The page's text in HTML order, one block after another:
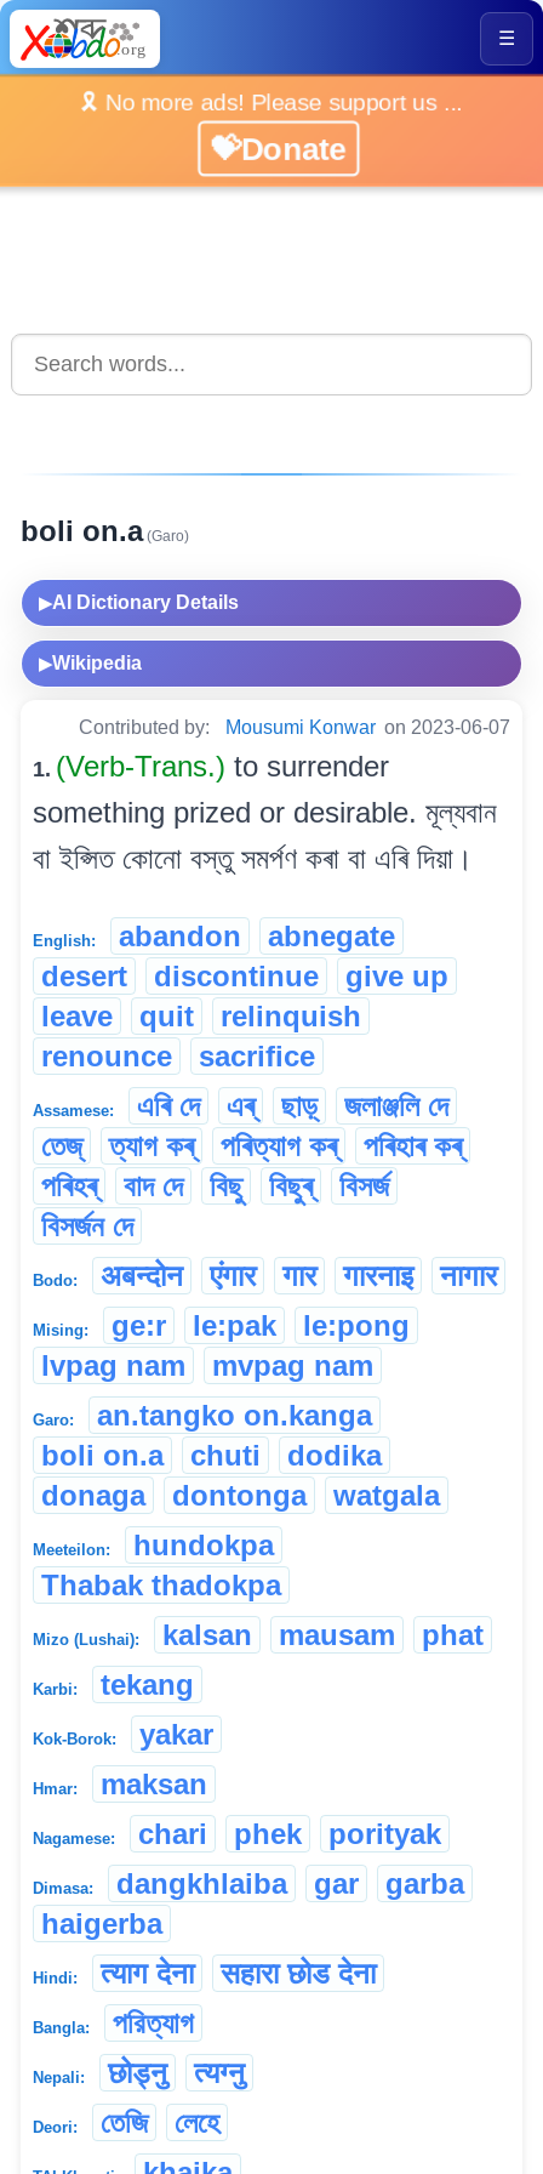
☰
🎗️ No more ads! Please support us ...
💝Donate
boli on.a(Garo)
▶AI Dictionary Details
▶Wikipedia
Contributed by: Mousumi Konwar on 2023-06-07
1. (Verb-Trans.) to surrender
something prized or desirable. মূল্যবান
বা ইপ্সিত কোনো বস্তু সমৰ্পণ কৰা বা এৰি দিয়া।
English: abandon
abnegate
desert
discontinue
give up
leave
quit
relinquish
renounce
sacrifice
Assamese: এৰি দে এৰ্ ছাড়্
জলাঞ্জলি দে
তেজ্
ত্যাগ কৰ্ পৰিত্যাগ কৰ্
পৰিহাৰ কৰ্
পৰিহৰ্
বাদ দে বিছু বিছুৰ্
বিসৰ্জ
বিসৰ্জন দে
Bodo: अबन्दोन एंगार गार गारनाइ नागार
Mising: ge:r le:pak
le:pong
lvpag nam
mvpag nam
Garo:
an.tangko on.kanga
boli on.a
chuti
dodika
donaga
dontonga watgala
Meeteilon:
hundokpa
Thabak thadokpa
Mizo (Lushai): kalsan mausam phat
Karbi: tekang
Kok-Borok: yakar
Hmar: maksan
Nagamese: chari phek porityak
Dimasa: dangkhlaiba gar
garba
haigerba
Hindi: त्याग देना सहारा छोड देना
Bangla: পরিত্যাগ
Nepali: छोड्नु त्यग्नु
Deori: তেজি লেহে